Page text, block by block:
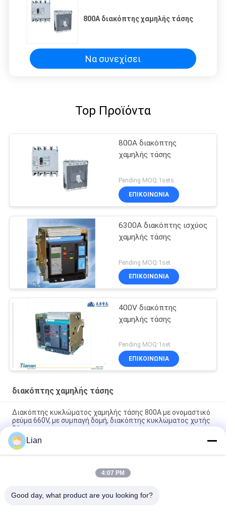
800A διακόπτης χαμηλής τάσης
Να συνεχίσει
Top Προϊόντα
800A διακόπτης
χαμηλής τάσης
Pending MOQ:1sets
ΕΠΙΚΟΙΝΩΝΊΑ
6300A διακόπτης ισχύος
χαμηλής τάσης
Pending MOQ:1set
ΕΠΙΚΟΙΝΩΝΊΑ
400V διακόπτης
χαμηλής τάσης
Pending MOQ:1set
ΕΠΙΚΟΙΝΩΝΊΑ
διακόπτης χαμηλής τάσης
Διακόπτης κυκλώματος χαμηλής τάσης 800Α με ονομαστικό
ρεύμα 660V, με συμπαγή δομή, διακόπτης κυκλώματος χυτής
θήκης
TANK1 ευφυής συμβατικός κενός διακόπτης χαμηλής τάσης
σειράς
TANW1 εσωτερικός ευφυής καθολικός διακόπτης χαμηλής
Lian
4:07 PM
Good day, what product are you looking for?